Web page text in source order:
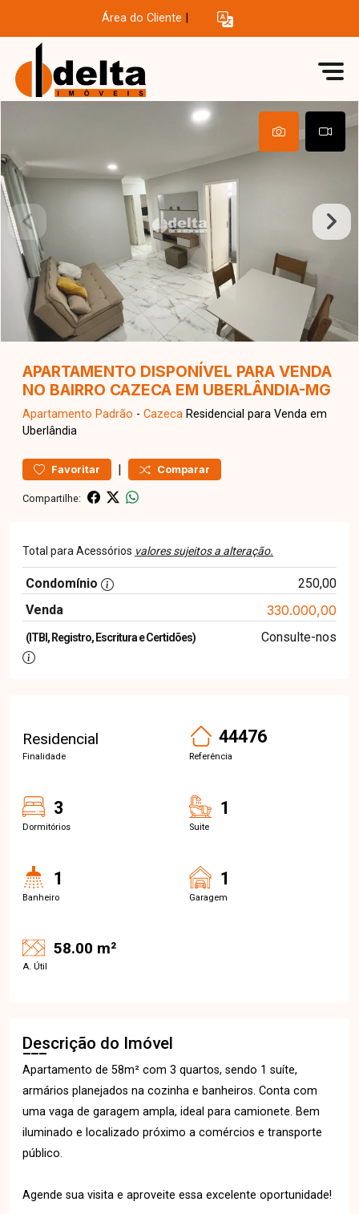
Área do Cliente
APARTAMENTO DISPONÍVEL PARA VENDA
NO BAIRRO CAZECA EM UBERLÂNDIA-MG
Apartamento Padrão - Cazeca Residencial para Venda em
Uberlândia
Favoritar | Comparar
Compartilhe:
Total para Acessórios valores sujeitos a alteração.
Condomínio
250,00
Venda
330.000,00
(ITBI, Registro, Escritura e Certidões) Consulte-nos
Residencial
Finalidade
44476
Referência
3
Dormitórios
1
Suite
1
Banheiro
1
Garagem
58.00 m²
A. Útil
Descrição do Imóvel
Apartamento de 58m² com 3 quartos, sendo 1 suíte,
armários planejados na cozinha e banheiros. Conta com
uma vaga de garagem ampla, ideal para camionete. Bem
iluminado e localizado próximo a comércios e transporte
público.
Agende sua visita e aproveite essa excelente oportunidade!